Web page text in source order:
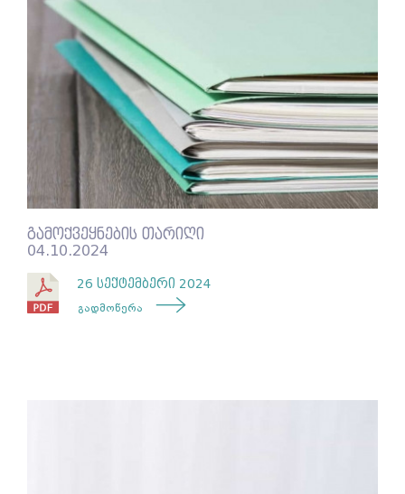
გამოქვეყნების თარიღი
04.10.2024
26 სექტემბერი 2024
გადმოწერა